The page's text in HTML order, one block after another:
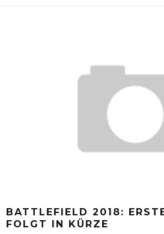
BATTLEFIELD 2018:
FOLGT IN KÜRZE